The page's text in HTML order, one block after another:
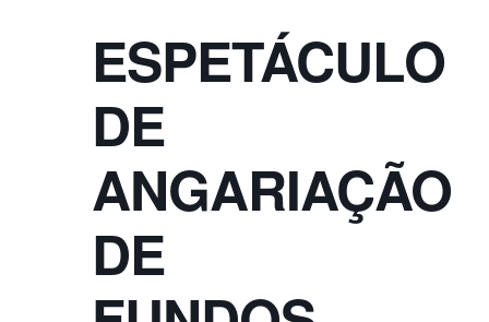
ESPETÁCULO
DE
ANGARIAÇÃO
DE